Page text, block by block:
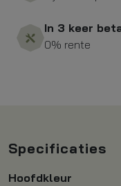
In 3 keer
0% rente
Specificaties
Hoofdkleur